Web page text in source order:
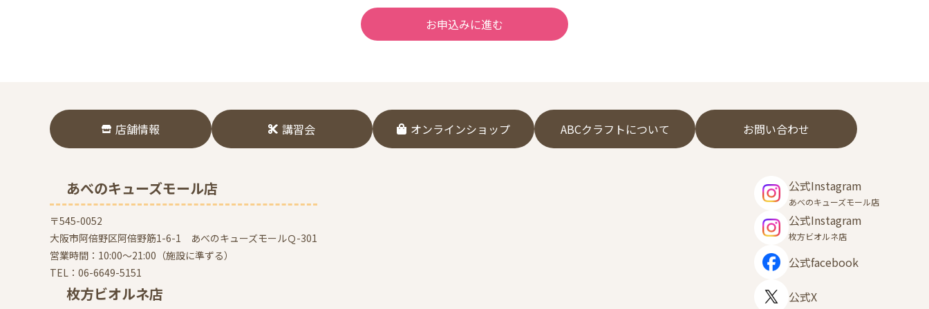
店舗情報 講習会 オンラインショップ ABCクラフトについて お問い合わせ
あべのキューズモール店
〒545-0052
大阪市阿倍野区阿倍野筋1-6-1 あべのキューズモールＱ-301
営業時間：10:00～21:00（施設に準ずる）
TEL： 06-6649-5151
枚方ビオルネ店
公式Instagram
あべのキューズモール店
公式Instagram
枚方ビオルネ店
公式facebook
公式X